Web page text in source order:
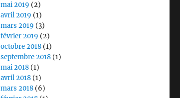
mai 2019 (2)
avril 2019 (1)
mars 2019 (3)
février 2019 (2)
octobre 2018 (1)
septembre 2018 (1)
mai 2018 (1)
avril 2018 (1)
mars 2018 (6)